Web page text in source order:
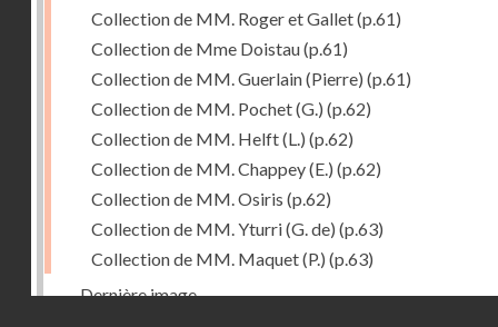
Collection de MM. Roger et Gallet(p.61)
Collection de Mme Doistau(p.61)
Collection de MM. Guerlain (Pierre) (p.61)
Collection de MM. Pochet (G.) (p.62)
Collection de MM. Helft (L.) (p.62)
Collection de MM. Chappey (E.) (p.62)
Collection de MM. Osiris (p.62)
Collection de MM. Yturri (G. de) (p.63)
Collection de MM. Maquet (P.) (p.63)
Dernière image